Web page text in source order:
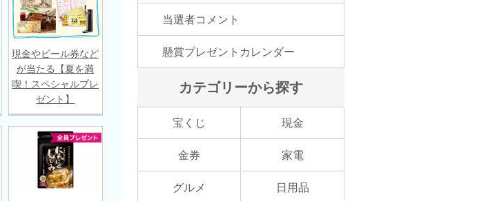
現金やビール券など
が当たる【夏を満
喫！スペシャルプレ
ゼント】
当選者コメント
懸賞プレゼントカレンダー
カテゴリーから探す
宝くじ 現金
金券 家電
グルメ 日用品